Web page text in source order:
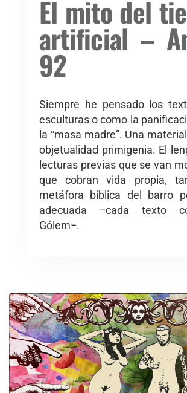
El mito del
artificial –
92
Siempre he pensado los
esculturas o como la
la “masa madre”. Una
objetualidad primigenia. El
lecturas previas que se van
que cobran vida propia,
metáfora bíblica del barro
adecuada −cada texto
Gólem−.